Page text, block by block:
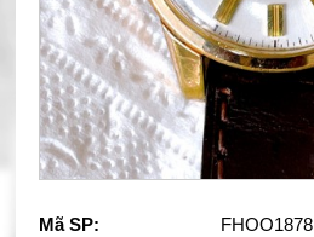
Mã SP:
FHOO1878